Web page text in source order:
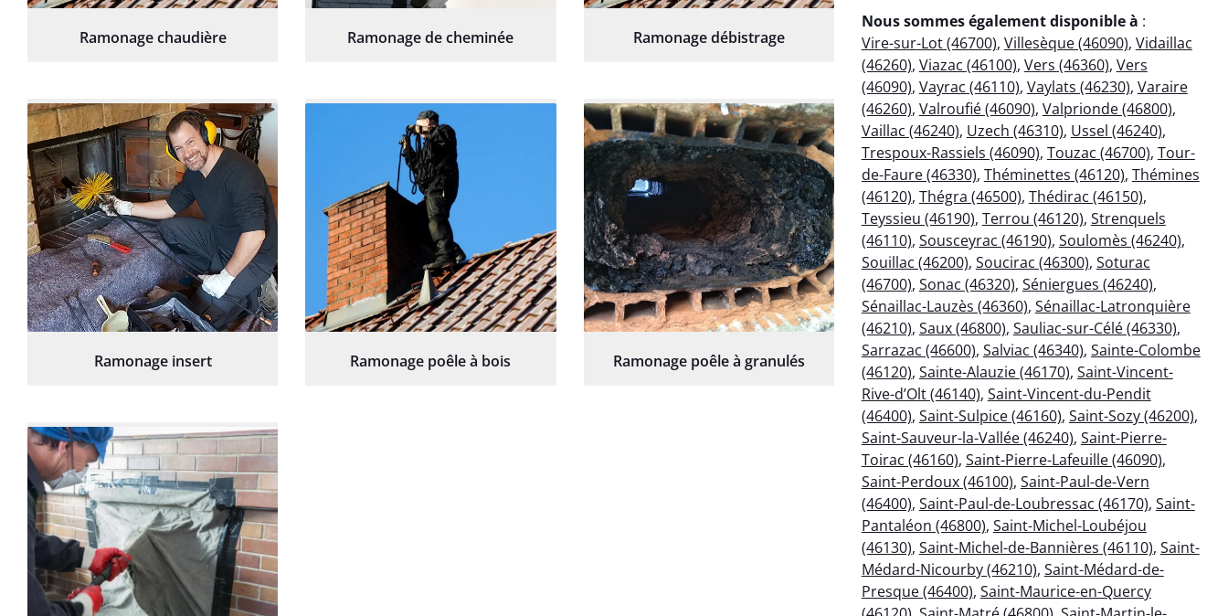
Ramonage chaudière Ramonage de cheminée Ramonage débistrage
Ramonage insert Ramonage poêle à bois Ramonage poêle à granulés
Nous sommes également disponible à :
Vire-sur-Lot (46700), Villesèque (46090), Vidaillac
(46260), Viazac (46100), Vers (46360), Vers
(46090), Vayrac (46110), Vaylats (46230), Varaire
(46260), Valroufié (46090), Valprionde (46800),
Vaillac (46240), Uzech (46310), Ussel (46240),
Trespoux-Rassiels (46090), Touzac (46700), Tour-
de-Faure (46330), Théminettes (46120), Thémines
(46120), Thégra (46500), Thédirac (46150),
Teyssieu (46190), Terrou (46120), Strenquels
(46110), Sousceyrac (46190), Soulomès (46240),
Souillac (46200), Soucirac (46300), Soturac
(46700), Sonac (46320), Séniergues (46240),
Sénaillac-Lauzès (46360), Sénaillac-Latronquière
(46210), Saux (46800), Sauliac-sur-Célé (46330),
Sarrazac (46600), Salviac (46340), Sainte-Colombe
(46120), Sainte-Alauzie (46170), Saint-Vincent-
Rive-d’Olt (46140), Saint-Vincent-du-Pendit
(46400), Saint-Sulpice (46160), Saint-Sozy (46200),
Saint-Sauveur-la-Vallée (46240), Saint-Pierre-
Toirac (46160), Saint-Pierre-Lafeuille (46090),
Saint-Perdoux (46100), Saint-Paul-de-Vern
(46400), Saint-Paul-de-Loubressac (46170), Saint-
Pantaléon (46800), Saint-Michel-Loubéjou
(46130), Saint-Michel-de-Bannières (46110), Saint-
Médard-Nicourby (46210), Saint-Médard-de-
Presque (46400), Saint-Maurice-en-Quercy